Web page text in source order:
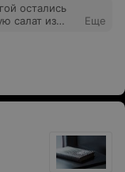
остались
салат из
и
Еще